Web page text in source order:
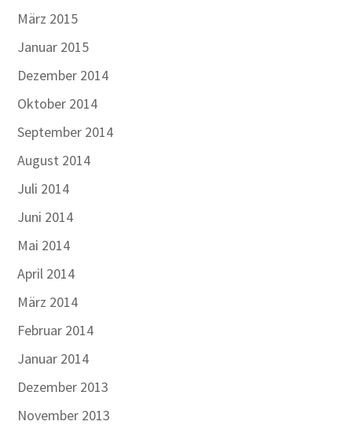
März 2015
Januar 2015
Dezember 2014
Oktober 2014
September 2014
August 2014
Juli 2014
Juni 2014
Mai 2014
April 2014
März 2014
Februar 2014
Januar 2014
Dezember 2013
November 2013